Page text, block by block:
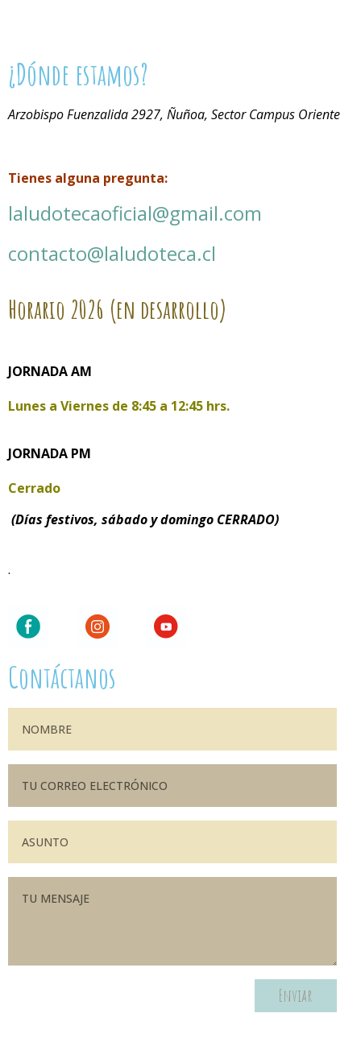
¿Dónde estamos?
Arzobispo Fuenzalida 2927, Ñuñoa, Sector Campus Oriente
Tienes alguna pregunta:
laludotecaoficial@gmail.com
contacto@laludoteca.cl
Horario 2026 (en desarrollo)
JORNADA AM
Lunes a Viernes de 8:45 a 12:45 hrs.
JORNADA PM
Cerrado
(Días festivos, sábado y domingo CERRADO)
.
Contáctanos
Enviar